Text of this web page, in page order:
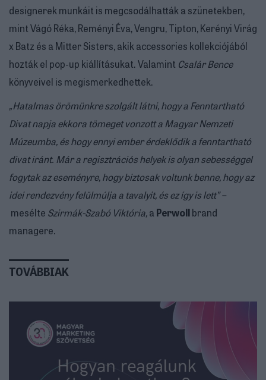
designerek munkáit is megcsodálhatták a szünetekben,
mint Vágó Réka, Reményi Éva, Vengru, Tipton, Kerényi Virág
x Batz és a Mitter Sisters, akik accessories kollekciójából
hozták el pop-up kiállításukat. Valamint Csalár Bence
könyveivel is megismerkedhettek.
„Hatalmas örömünkre szolgált látni, hogy a Fenntartható
Divat napja ekkora tömeget vonzott a Magyar Nemzeti
Múzeumba, és hogy ennyi ember érdeklődik a fenntartható
divat iránt. Már a regisztrációs helyek is olyan sebességgel
fogytak az eseményre, hogy biztosak voltunk benne, hogy az
idei rendezvény felülmúlja a tavalyit, és ez így is lett” –
mesélte Szirmák-Szabó Viktória,a Perwollbrand
managere.
TOVÁBBIAK